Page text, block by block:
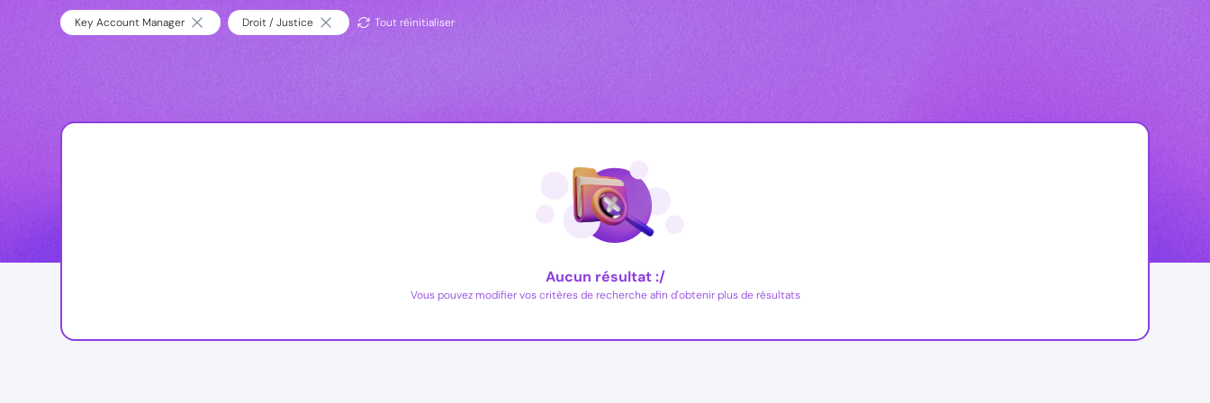
Key Account Manager Droit / Justice Tout réinitialiser
Aucun résultat :/
Vous pouvez modifier vos critères de recherche afin d'obtenir plus de résultats